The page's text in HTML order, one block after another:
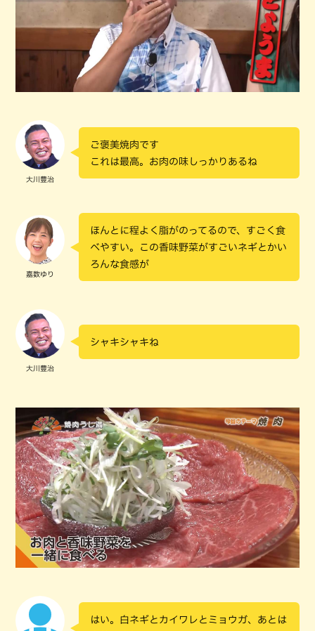
大川豊治
ご褒美焼肉です
これは最高。お肉の味しっかりあるね
嘉数ゆり
ほんとに程よく脂がのってるので、すごく食
べやすい。この香味野菜がすごいネギとかい
ろんな食感が
大川豊治
シャキシャキね
はい。白ネギとカイワレとミョウガ、あとは